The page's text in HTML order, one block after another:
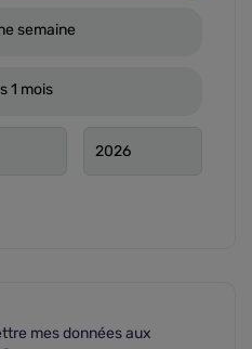
semaine
1 mois
mes données aux